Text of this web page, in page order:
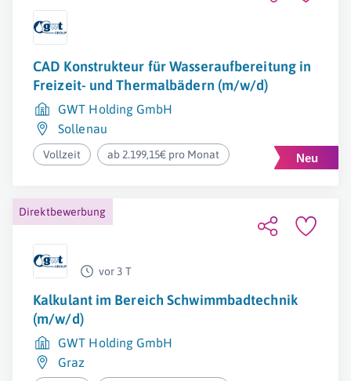
CAD Konstrukteur für Wasseraufbereitung in
Freizeit- und Thermalbädern (m/w/d)
GWT Holding GmbH
Sollenau
Vollzeit ab 2.199,15€ pro Monat
Direktbewerbung
vor 3 T
Kalkulant im Bereich Schwimmbadtechnik
(m/w/d)
GWT Holding GmbH
Graz